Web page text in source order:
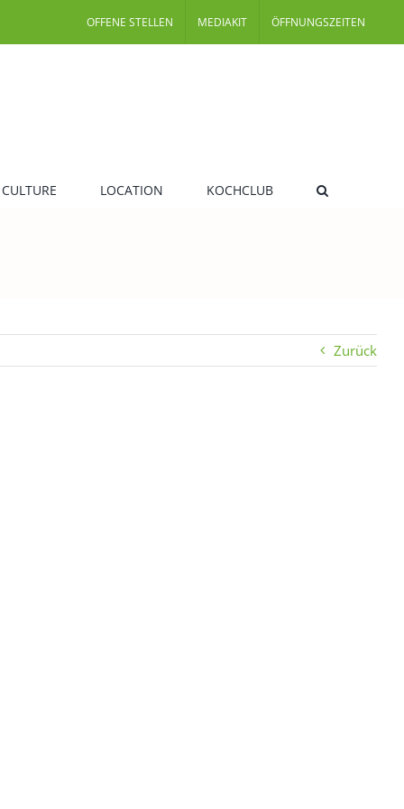
OFFENE STELLEN MEDIAKIT ÖFFNUNGSZEITEN
LOCATION KOCHCLUB
Zurück